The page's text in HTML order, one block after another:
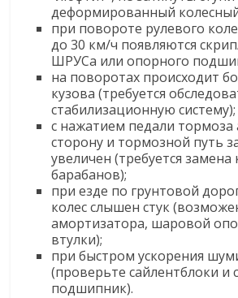
деформированный
при повороте рулевого
до 30 км/ч появляются
ШРУСа или опорного
на поворотах происходит
кузова (требуется
стабилизационную систему);
с нажатием педали тормоза
сторону и тормозной путь
увеличен (требуется
барабанов);
при езде по грунтовой
колес слышен стук
амортизатора, шаровой
втулки);
при быстром ускорения
(проверьте сайлентблоки и
подшипник).